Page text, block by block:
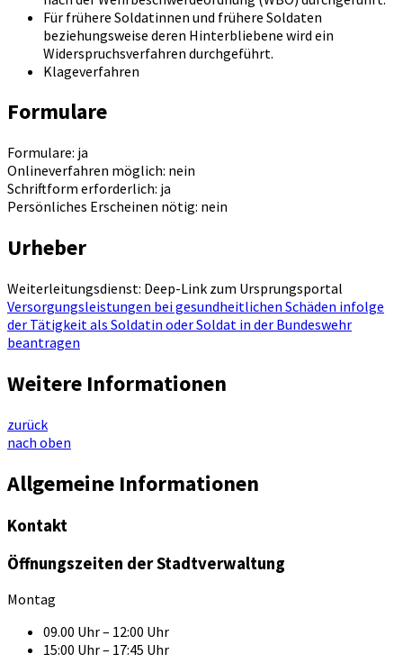
Für frühere Soldatinnen und frühere Soldaten
beziehungsweise deren Hinterbliebene wird ein
Widerspruchsverfahren durchgeführt.
Klageverfahren
Formulare
Formulare: ja
Onlineverfahren möglich: nein
Schriftform erforderlich: ja
Persönliches Erscheinen nötig: nein
Urheber
Weiterleitungsdienst: Deep-Link zum Ursprungsportal
Versorgungsleistungen bei gesundheitlichen Schäden infolge
der Tätigkeit als Soldatin oder Soldat in der Bundeswehr
beantragen
Weitere Informationen
zurück
nach oben
Allgemeine Informationen
Kontakt
Öffnungszeiten der Stadtverwaltung
Montag
09.00 Uhr – 12:00 Uhr
15:00 Uhr – 17:45 Uhr